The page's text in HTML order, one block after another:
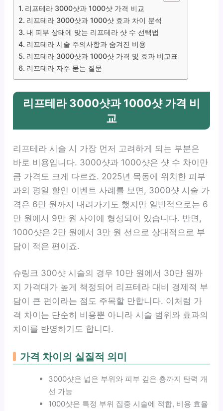
리프테라 3000샷과 1000샷 가격 비교
리프테라 3000샷과 1000샷 효과 차이 분석
내 피부 상태에 맞는 리프테라 샷 수 선택법
리프테라 시술 주의사항과 숨겨진 비용
리프테라 3000샷과 1000샷 가격 및 효과 비교표
리프테라 자주 묻는 질문
리프테라 3000샷과 1000샷 가격 비
교
리프테라 시술 시 가장 먼저 고려하게 되는 부분은
바로 비용입니다. 3000샷과 1000샷은 샷 수 차이만
큼 가격도 크게 다르죠. 2025년 목동에 위치한 피부
과의 평일 할인 이벤트 사례를 보면, 3000샷 시술 가
격은 6만 원까지 내려가기도 했지만 일반적으로는 6
만 원에서 9만 원 사이에 형성되어 있습니다. 반면,
1000샷은 2만 원에서 3만 원 선으로 상대적으로 부
담이 적은 편이죠.
슈링크 300샷 시술의 경우 10만 원에서 30만 원까
지 가격대가 높게 책정되어 리프테라 대비 경제적 부
담이 큰 편이라는 점도 주목할 만합니다. 이처럼 가
격 차이는 단순히 비용뿐 아니라 시술 범위와 효과의
차이를 반영하기도 합니다.
가격 차이의 실질적 의미
3000샷은 넓은 부위와 피부 깊은 층까지 탄력 개
선 가능
1000샷은 특정 부위 집중 시술에 적합, 비용 효율